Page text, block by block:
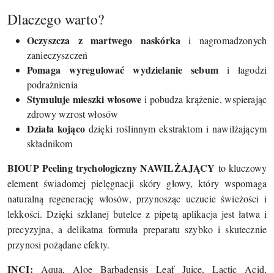
Dlaczego warto?
Oczyszcza z martwego naskórka i nagromadzonych
zanieczyszczeń
Pomaga wyregulować wydzielanie sebumi łagodzi
podrażnienia
Stymuluje mieszki włosowe i pobudza krążenie, wspierając
zdrowy wzrost włosów
Działa kojącodzięki roślinnym ekstraktom i nawilżającym
składnikom
BIOUP Peeling trychologiczny NAWILŻAJĄCY to kluczowy
element świadomej pielęgnacji skóry głowy, który wspomaga
naturalną regenerację włosów, przynosząc uczucie świeżości i
lekkości. Dzięki szklanej butelce z pipetą aplikacja jest łatwa i
precyzyjna, a delikatna formuła preparatu szybko i skutecznie
przynosi pożądane efekty.
INCI: Aqua, Aloe Barbadensis Leaf Juice, Lactic Acid,